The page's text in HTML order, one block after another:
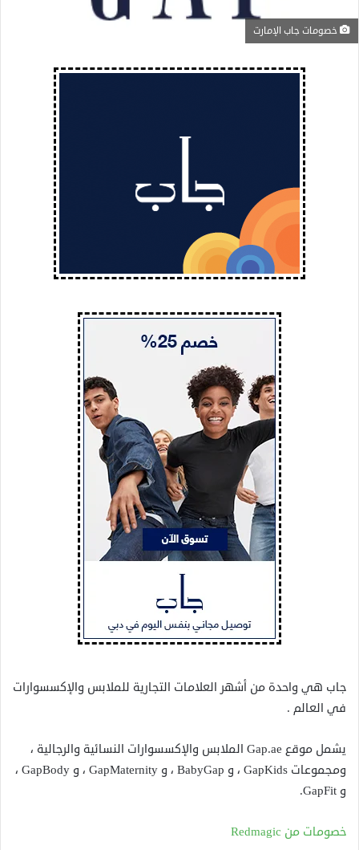
خصومات جاب الإمارت
جاب هي واحدة من أشهر العلامات التجارية للملابس والإكسسوارات
في العالم .
يشمل موقع Gap.ae الملابس والإكسسوارات النسائية والرجالية ،
ومجموعات GapKids ، و BabyGap ، و GapMaternity ، و GapBody ،
و GapFit.
خصومات من Redmagic